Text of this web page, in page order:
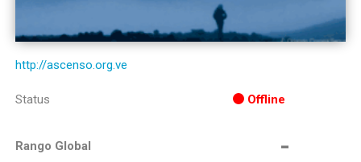
http://ascenso.org.ve
Status Offline
Rango Global -